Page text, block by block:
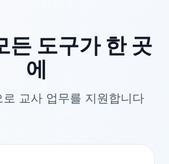
든 도구가 한 곳
에
교사 업무를 지원합니다